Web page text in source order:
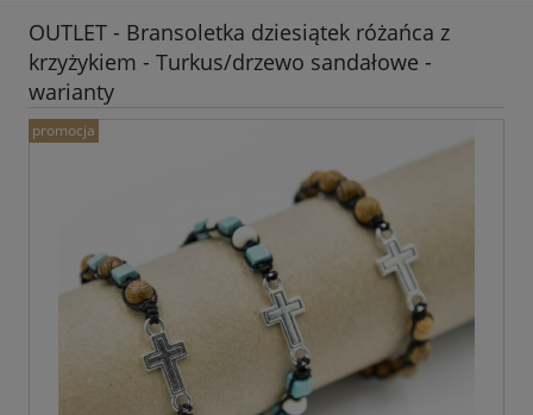
OUTLET - Bransoletka dziesiątek różańca z
krzyżykiem - Turkus/drzewo sandałowe -
warianty
promocja